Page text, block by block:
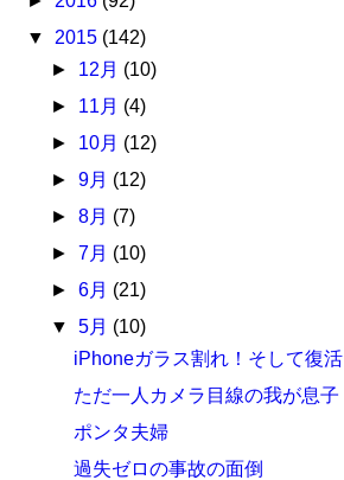
▼ 2015 (142)
► 12月 (10)
► 11月 (4)
► 10月 (12)
► 9月 (12)
► 8月 (7)
► 7月 (10)
► 6月 (21)
▼ 5月 (10)
iPhoneガラス割れ！そして復活
ただ一人カメラ目線の我が息子
ポンタ夫婦
過失ゼロの事故の面倒